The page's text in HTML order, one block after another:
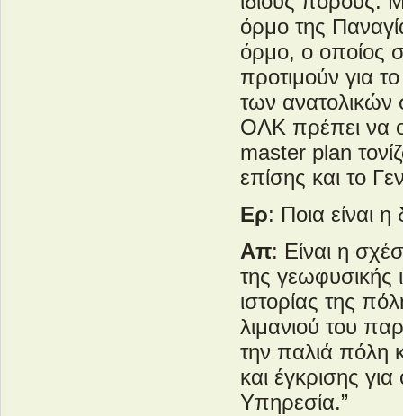
όρμο της
όρμο, ο οποίος
προτιμούν για
των ανατολικών
ΟΛΚ πρέπει να
master plan
επίσης και το
Ερ: Ποια είναι
Απ: Είναι η
της γεωφυσικής
ιστορίας της
λιμανιού του
την παλιά πόλη
και έγκρισης για
Υπηρεσία.”